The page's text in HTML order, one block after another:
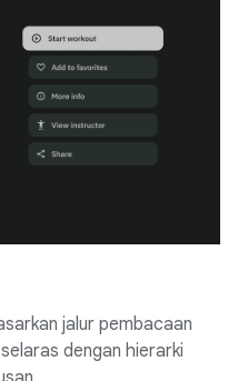
jalur pembacaan
dengan hierarki